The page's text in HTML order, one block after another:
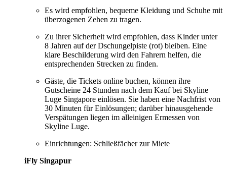
Es wird empfohlen, bequeme Kleidung und Schuhe mit
überzogenen Zehen zu tragen.
Zu ihrer Sicherheit wird empfohlen, dass Kinder unter
8 Jahren auf der Dschungelpiste (rot) bleiben. Eine
klare Beschilderung wird den Fahrern helfen, die
entsprechenden Strecken zu finden.
Gäste, die Tickets online buchen, können ihre
Gutscheine 24 Stunden nach dem Kauf bei Skyline
Luge Singapore einlösen. Sie haben eine Nachfrist von
30 Minuten für Einlösungen; darüber hinausgehende
Verspätungen liegen im alleinigen Ermessen von
Skyline Luge.
Einrichtungen: Schließfächer zur Miete
iFly Singapur